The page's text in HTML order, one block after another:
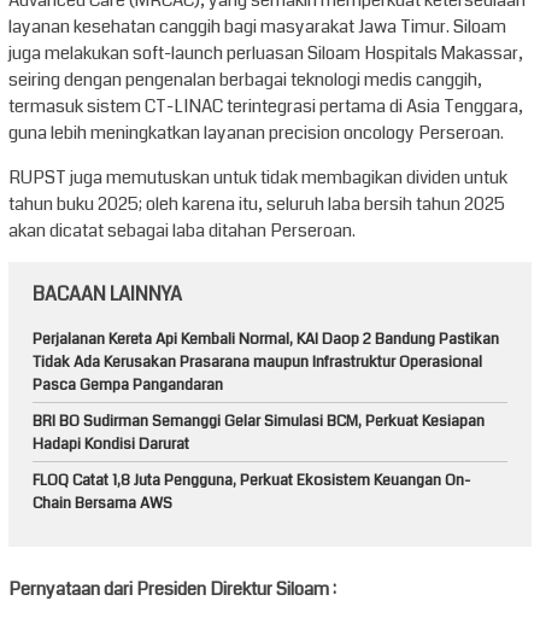
layanan kesehatan canggih bagi masyarakat Jawa Timur. Siloam
juga melakukan soft-launch perluasan Siloam Hospitals Makassar,
seiring dengan pengenalan berbagai teknologi medis canggih,
termasuk sistem CT-LINAC terintegrasi pertama di Asia Tenggara,
guna lebih meningkatkan layanan precision oncology Perseroan.
RUPST juga memutuskan untuk tidak membagikan dividen untuk
tahun buku 2025; oleh karena itu, seluruh laba bersih tahun 2025
akan dicatat sebagai laba ditahan Perseroan.
BACAAN LAINNYA
Perjalanan Kereta Api Kembali Normal, KAI Daop 2 Bandung Pastikan
Tidak Ada Kerusakan Prasarana maupun Infrastruktur Operasional
Pasca Gempa Pangandaran
BRI BO Sudirman Semanggi Gelar Simulasi BCM, Perkuat Kesiapan
Hadapi Kondisi Darurat
FLOQ Catat 1,8 Juta Pengguna, Perkuat Ekosistem Keuangan On-
Chain Bersama AWS
Pernyataan dari Presiden Direktur Siloam :